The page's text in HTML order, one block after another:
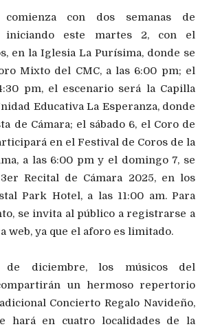
con dos semanas de
iniciando este martes 2, con el
en la Iglesia La Purísima, donde se
Mixto del CMC, a las 6:00 pm; el
pm, el escenario será la Capilla
Educativa La Esperanza, donde
de Cámara; el sábado 6, el Coro de
en el Festival de Coros de la
a las 6:00 pm y el domingo 7, se
Recital de Cámara 2025, en los
Park Hotel, a las 11:00 am. Para
se invita al público a registrarse a
web, ya que el aforo es limitado.
diciembre, los músicos del
un hermoso repertorio
Concierto Regalo Navideño,
hará en cuatro localidades de la